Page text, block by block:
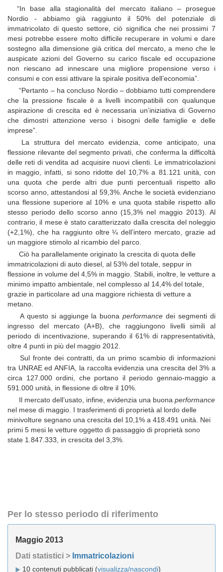
“In base alla stagionalità del mercato italiano – prosegue
Nordio - abbiamo già raggiunto il 50% del potenziale di
immatricolato di questo settore, ciò significa che nei prossimi 7
mesi potrebbe essere molto difficile recuperare in volumi e dare
sostegno alla dimensione già critica del mercato, a meno che le
auspicate azioni del Governo su carico fiscale ed occupazione
non riescano ad innescare una migliore propensione verso i
consumi e con essi attivare la spirale positiva dell’economia”.
“Pertanto – ha concluso Nordio – dobbiamo tutti comprendere
che la pressione fiscale è a livelli incompatibili con qualunque
aspirazione di crescita ed è necessaria un’iniziativa di Governo
che dimostri attenzione verso i bisogni delle famiglie e delle
imprese”.
La struttura del mercato evidenzia, come anticipato, una
flessione rilevante del segmento privati, che conferma la difficoltà
delle reti di vendita ad acquisire nuovi clienti. Le immatricolazioni
in maggio, infatti, si sono ridotte del 10,7% a 81.121 unità, con
una quota che perde altri due punti percentuali rispetto allo
scorso anno, attestandosi al 59,3%. Anche le società evidenziano
una flessione superiore al 10% e una quota stabile rispetto allo
stesso periodo dello scorso anno (15,3% nel maggio 2013). Al
contrario, il mese è stato caratterizzato dalla crescita del noleggio
(+2,1%), che ha raggiunto oltre ¼ dell’intero mercato, grazie ad
un maggiore stimolo al ricambio del parco.
Ciò ha parallelamente originato la crescita di quota delle
immatricolazioni di auto diesel, al 53% del totale, seppur in
flessione in volume del 4,5% in maggio. Stabili, inoltre, le vetture a
minimo impatto ambientale, nel complesso al 14,4% del totale,
grazie in particolare ad una maggiore richiesta di vetture a
metano.
A questo si aggiunge la buonaperformance dei segmenti di
ingresso del mercato (A+B), che raggiungono livelli simili al
periodo di incentivazione, superando il 61% di rappresentatività,
oltre 4 punti in più del maggio 2012.
Sul fronte dei contratti, da un primo scambio di informazioni
tra UNRAE ed ANFIA, la raccolta evidenzia una crescita del 3% a
circa 127.000 ordini, che portano il periodo gennaio-maggio a
591.000 unità, in flessione di oltre il 10%.
Il mercato dell’usato, infine, evidenzia una buona performance
nel mese di maggio. I trasferimenti di proprietà al lordo delle
minivolture segnano una crescita del 10,1% a 418.491 unità. Nei
primi 5 mesi le vetture oggetto di passaggio di proprietà sono
state 1.847.333, in crescita del 3,3%.
Per lo stesso periodo di riferimento
Maggio 2013
Dati statistici > Immatricolazioni
10 contenuti pubblicati (visualizza/nascondi)